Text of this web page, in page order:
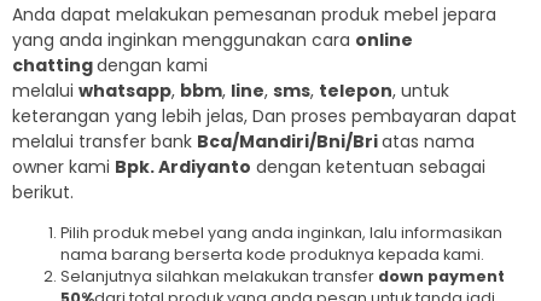
Anda dapat melakukan pemesanan produk mebel jepara
yang anda inginkan menggunakan cara online
chattingdengan kami
melalui whatsapp, bbm, line, sms, telepon, untuk
keterangan yang lebih jelas, Dan proses pembayaran dapat
melalui transfer bank Bca/Mandiri/Bni/Briatas nama
owner kami Bpk. Ardiyanto dengan ketentuan sebagai
berikut.
Pilih produk mebel yang anda inginkan, lalu informasikan
nama barang berserta kode produknya kepada kami.
Selanjutnya silahkan melakukan transfer down payment